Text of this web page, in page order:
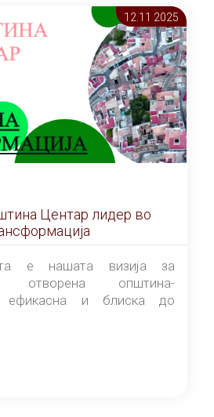
12.11 2025
Центар лидер во
е нашата визија за
општина-
ефикасна и блиска до